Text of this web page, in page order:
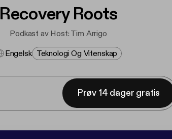
Recovery Roots
Podkast av Host: Tim Arrigo
Engelsk Teknologi Og Vitenskap
Prøv 14 dager gratis